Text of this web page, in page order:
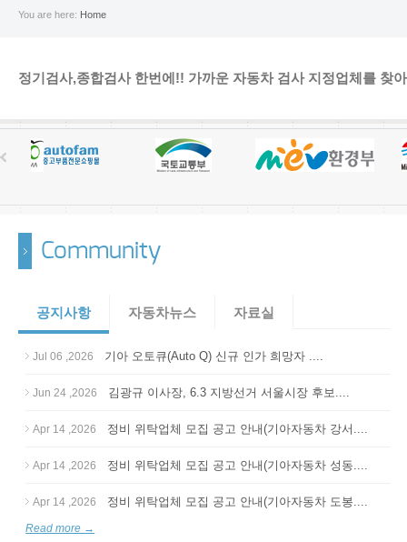
You are here: Home
정기검사,종합검사 한번에!! 가까운 자동차 검사 지정업체를 찾
Community
공지사항 자동차뉴스 자료실
Jul 06 ,2026 기아 오토큐(Auto Q) 신규 인가 희망자 ....
Jun 24 ,2026 김광규 이사장, 6.3 지방선거 서울시장 후보....
Apr 14 ,2026 정비 위탁업체 모집 공고 안내(기아자동차 강서....
Apr 14 ,2026 정비 위탁업체 모집 공고 안내(기아자동차 성동....
Apr 14 ,2026 정비 위탁업체 모집 공고 안내(기아자동차 도봉....
Read more →